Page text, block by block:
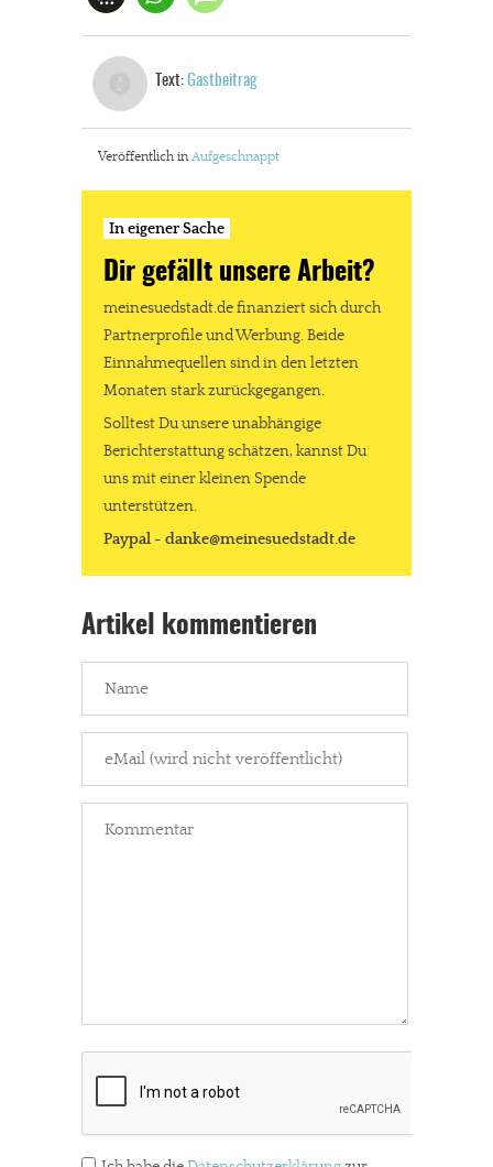
Text: Gastbeitrag
Veröffentlich inAufgeschnappt
In eigener Sache
Dir gefällt unsere Arbeit?
meinesuedstadt.de finanziert sich durch
Partnerprofile und Werbung. Beide
Einnahmequellen sind in den letzten
Monaten stark zurückgegangen.
Solltest Du unsere unabhängige
Berichterstattung schätzen, kannst Du
uns mit einer kleinen Spende
unterstützen.
Paypal - danke@meinesuedstadt.de
Artikel kommentieren